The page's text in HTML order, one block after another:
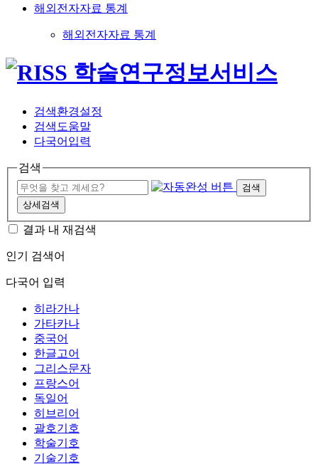
해외전자자료 통계
해외전자자료 통계
검색환경설정
검색도움말
다국어입력
검색
검색
상세검색
결과 내 재검색
인기 검색어
다국어 입력
히라가나
가타카나
중국어
한글고어
그리스문자
프랑스어
독일어
히브리어
괄호기호
학술기호
기술기호